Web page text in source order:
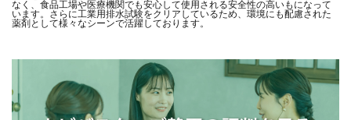
なく、食品工場や医療機関でも安心して使用される安全性の高いもになって
います。さらに工業用排水試験をクリアしているため、環境にも配慮された
薬剤として様々なシーンで活躍しております。